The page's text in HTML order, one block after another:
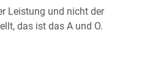
Leistung und nicht der
das ist das A und O.